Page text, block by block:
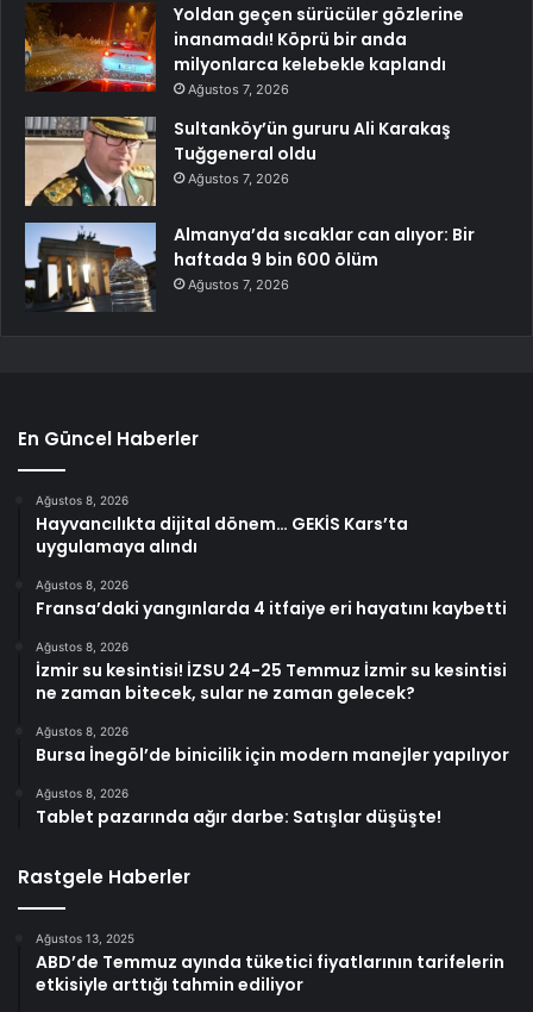
Yoldan geçen sürücüler gözlerine
inanamadı! Köprü bir anda
milyonlarca kelebekle kaplandı
Ağustos 7, 2026
Sultanköy’ün gururu Ali Karakaş
Tuğgeneral oldu
Ağustos 7, 2026
Almanya’da sıcaklar can alıyor: Bir
haftada 9 bin 600 ölüm
Ağustos 7, 2026
En Güncel Haberler
Ağustos 8, 2026
Hayvancılıkta dijital dönem… GEKİS Kars’ta
uygulamaya alındı
Ağustos 8, 2026
Fransa’daki yangınlarda 4 itfaiye eri hayatını kaybetti
Ağustos 8, 2026
İzmir su kesintisi! İZSU 24-25 Temmuz İzmir su kesintisi
ne zaman bitecek, sular ne zaman gelecek?
Ağustos 8, 2026
Bursa İnegöl’de binicilik için modern manejler yapılıyor
Ağustos 8, 2026
Tablet pazarında ağır darbe: Satışlar düşüşte!
Rastgele Haberler
Ağustos 13, 2025
ABD’de Temmuz ayında tüketici fiyatlarının tarifelerin
etkisiyle arttığı tahmin ediliyor